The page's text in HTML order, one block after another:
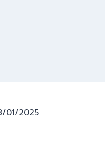
01/2025